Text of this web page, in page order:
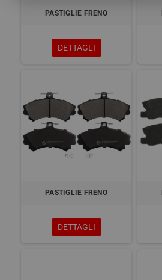
PASTIGLIE FRENO
DETTAGLI
PASTIGLIE FRENO
DETTAGLI